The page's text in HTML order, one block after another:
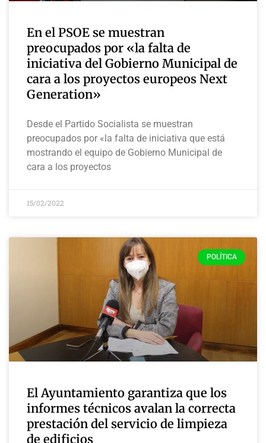
En el PSOE se muestran
preocupados por «la falta de
iniciativa del Gobierno Municipal de
cara a los proyectos europeos Next
Generation»
Desde el Partido Socialista se muestran
preocupados por «la falta de iniciativa que está
mostrando el equipo de Gobierno Municipal de
cara a los proyectos
15/02/2022
POLÍTICA
El Ayuntamiento garantiza que los
informes técnicos avalan la correcta
prestación del servicio de limpieza
de edificios